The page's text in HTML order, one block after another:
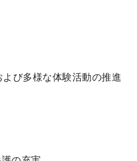
よび多様な体験活動の推進